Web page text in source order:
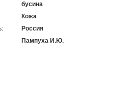
бусина
Кожа
Россия
Пампуха И.Ю.